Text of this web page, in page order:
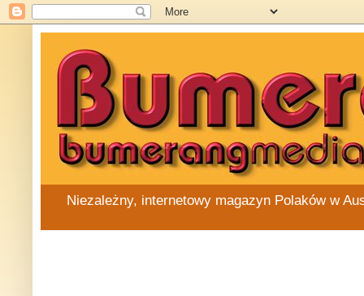
Niezależny, internetowy magazyn Polaków w